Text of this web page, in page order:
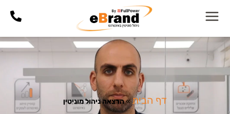
דף הבית»הרצאה ניהול מוניטין